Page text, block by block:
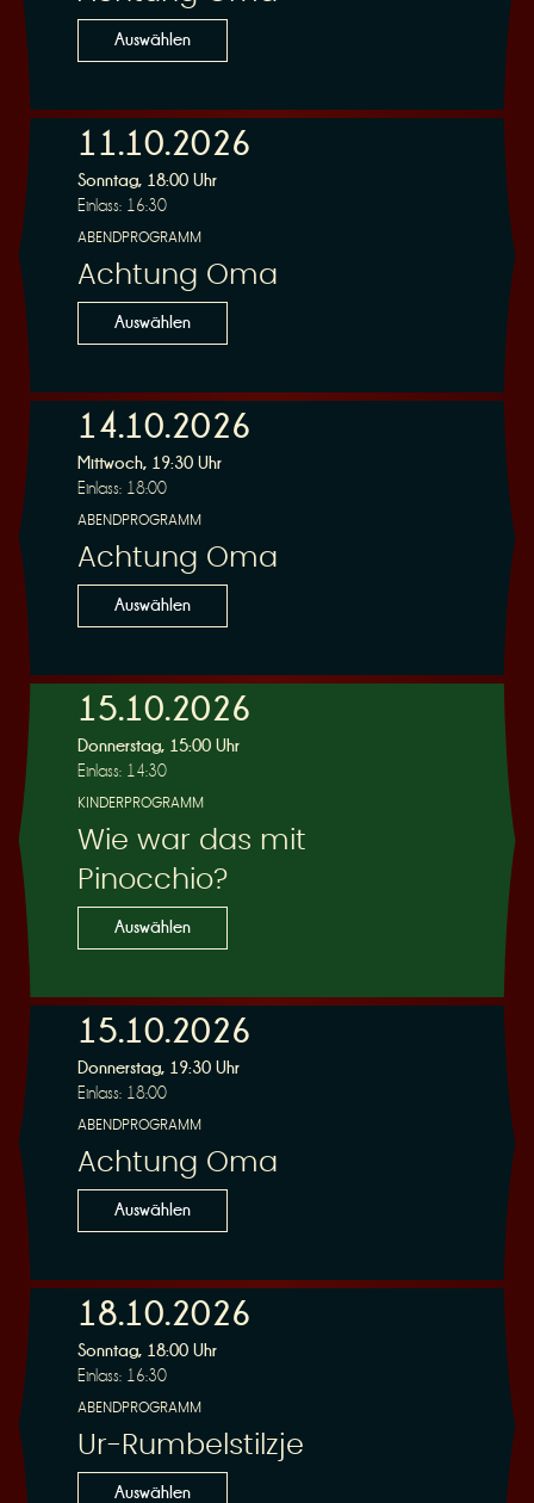
n
g
Auswählen
11.10.2026
Sonntag, 18:00 Uhr
Einlass: 16:30
ABENDPROGRAMM
Achtung Oma
Auswählen
14.10.2026
Mittwoch, 19:30 Uhr
Einlass: 18:00
ABENDPROGRAMM
Achtung Oma
Auswählen
15.10.2026
Donnerstag, 15:00 Uhr
Einlass: 14:30
KINDERPROGRAMM
Wie war das mit
Pinocchio?
Auswählen
15.10.2026
Donnerstag, 19:30 Uhr
Einlass: 18:00
ABENDPROGRAMM
Achtung Oma
Auswählen
18.10.2026
Sonntag, 18:00 Uhr
Einlass: 16:30
ABENDPROGRAMM
Ur-Rumbelstilzje
Auswählen